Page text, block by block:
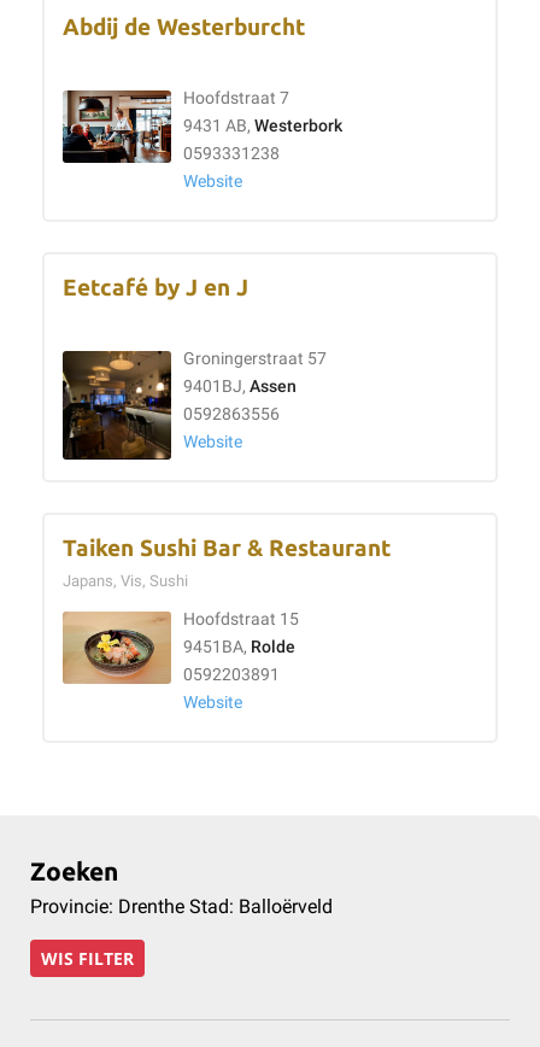
Abdij de Westerburcht
Hoofdstraat 7
9431 AB, Westerbork
0593331238
Website
Eetcafé by J en J
Groningerstraat 57
9401BJ, Assen
0592863556
Website
Taiken Sushi Bar & Restaurant
Japans, Vis, Sushi
Hoofdstraat 15
9451BA, Rolde
0592203891
Website
Zoeken
Provincie: Drenthe Stad: Balloërveld
WIS FILTER